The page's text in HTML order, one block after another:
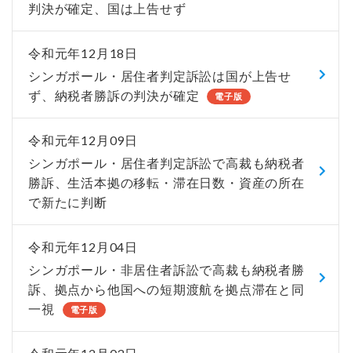
判決が確定、国は上告せず
令和元年12月18日
シンガポール・居住者判定訴訟は国が上告せ
ず、納税者勝訴の判決が確定
電子版
令和元年12月09日
シンガポール・居住者判定訴訟で高裁も納税者
勝訴、生活本拠の移転・滞在日数・資産の所在
で新たに判断
令和元年12月04日
シンガポール・非居住者訴訟で高裁も納税者勝
訴、拠点から他国への短期渡航を拠点滞在と同
一視
電子版